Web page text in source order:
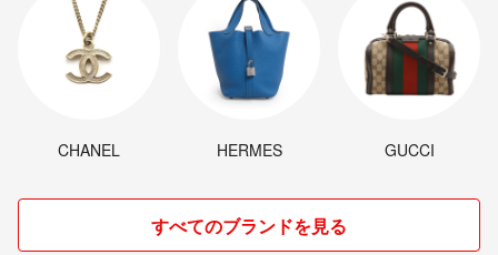
CHANEL HERMES GUCCI
すべてのブランドを見る